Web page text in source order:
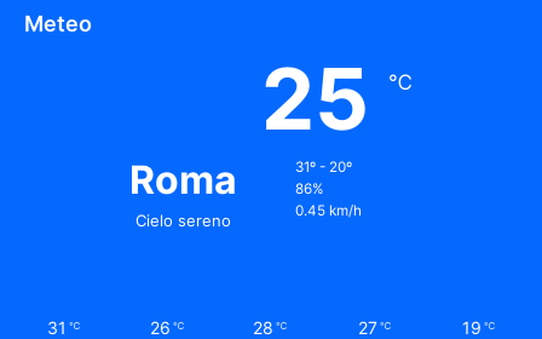
Meteo
Roma
Cielo sereno
25 ℃
31º - 20º
86%
0.45 km/h
31 ℃ 26 ℃ 28 ℃ 27 ℃ 19 ℃